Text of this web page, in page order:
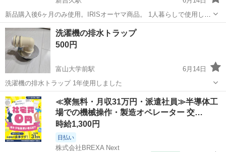
新品購入後6ヶ月のみ使用。IRISオーヤマ商品。 1人暮らしで使用して
いました。4.5kg 引き取り日はご都合あわせますので、ご相談下さ
い。 間違えて、オンライン決済表示になってますが、現地支払いでお
願いします。
富山 射水市 新吉久駅 生活家電
洗濯機の排水トラップ
500円
富山大学前駅
6月14日
洗濯機の排水トラップ 1年使用しました
富山 富山市 富山大学前駅 生活家電
≪寮無料・月収31万円・派遣社員≫半導体工
場での機械操作・製造オペレーター 交…
時給1,300円
日払い
株式会社BREXA Next